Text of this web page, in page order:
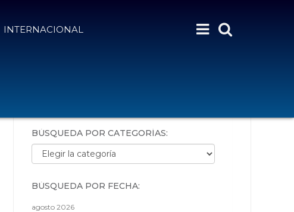
INTERNACIONAL
BÚSQUEDA POR CATEGORÍAS:
Búsqueda por categorías:
BÚSQUEDA POR FECHA:
agosto 2026